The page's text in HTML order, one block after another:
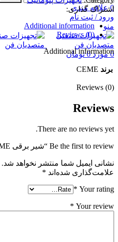
0 علاقه مندی
ورود / ثبت نام
منو
0 مورد 0 تومان
اشتراک گذاری:
Additional information
Reviews (0)
Additional information
برند CEME
Reviews (0)
Reviews
There are no reviews yet.
Be the first to review “شیر برقی CEME”
نشانی ایمیل شما منتشر نخواهد شد.
علامت‌گذاری شده‌اند *
Your rating
*
Your review
*